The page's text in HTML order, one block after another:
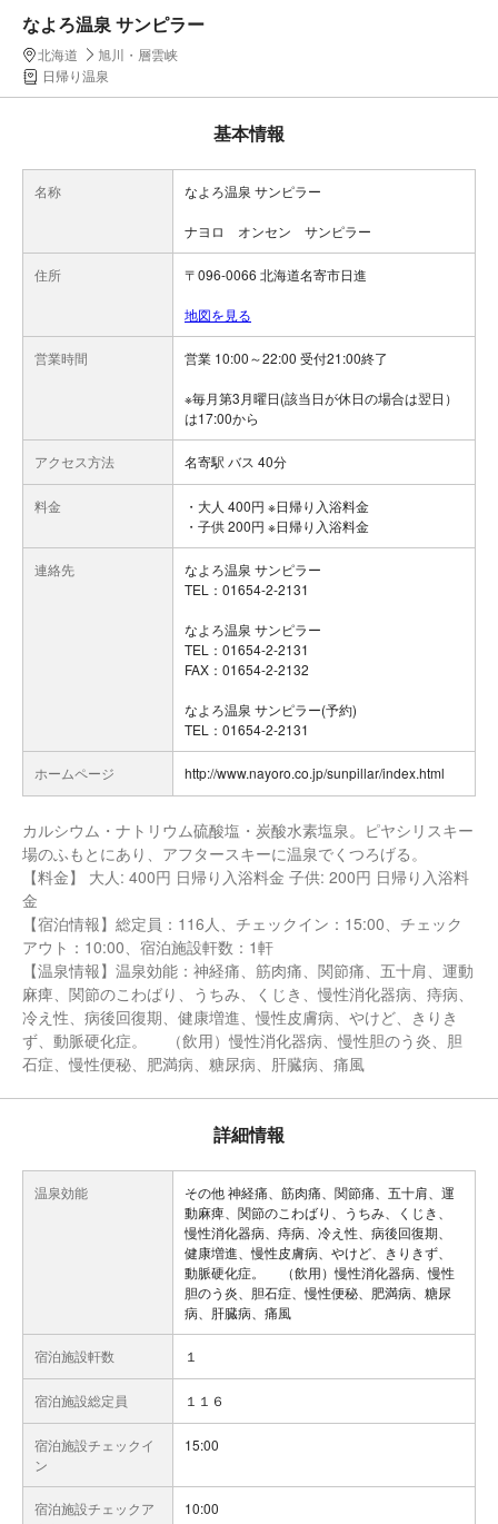
なよろ温泉 サンピラー
北海道
旭川・層雲峡
日帰り温泉
基本情報
名称 なよろ温泉 サンピラー
ナヨロ オンセン サンピラー
住所 〒096-0066 北海道名寄市日進
地図を見る
営業時間 営業 10:00～22:00 受付21:00終了
※毎月第3月曜日(該当日が休日の場合は翌日）
は17:00から
アクセス方法 名寄駅 バス 40分
料金
・大人 400円 ※日帰り入浴料金
・子供 200円 ※日帰り入浴料金
連絡先
なよろ温泉 サンピラー
TEL：01654-2-2131
なよろ温泉 サンピラー
TEL：01654-2-2131
FAX：01654-2-2132
なよろ温泉 サンピラー(予約)
TEL：01654-2-2131
ホームページ http://www.nayoro.co.jp/sunpillar/index.html
カルシウム・ナトリウム硫酸塩・炭酸水素塩泉。ピヤシリスキー
場のふもとにあり、アフタースキーに温泉でくつろげる。
【料金】 大人: 400円 日帰り入浴料金 子供: 200円 日帰り入浴料
金
【宿泊情報】総定員：116人、チェックイン：15:00、チェック
アウト：10:00、宿泊施設軒数：1軒
【温泉情報】温泉効能：神経痛、筋肉痛、関節痛、五十肩、運動
麻痺、関節のこわばり、うちみ、くじき、慢性消化器病、痔病、
冷え性、病後回復期、健康増進、慢性皮膚病、やけど、きりき
ず、動脈硬化症。 （飲用）慢性消化器病、慢性胆のう炎、胆
石症、慢性便秘、肥満病、糖尿病、肝臓病、痛風
詳細情報
温泉効能
その他 神経痛、筋肉痛、関節痛、五十肩、運
動麻痺、関節のこわばり、うちみ、くじき、
慢性消化器病、痔病、冷え性、病後回復期、
健康増進、慢性皮膚病、やけど、きりきず、
動脈硬化症。 （飲用）慢性消化器病、慢性
胆のう炎、胆石症、慢性便秘、肥満病、糖尿
病、肝臓病、痛風
宿泊施設軒数 １
宿泊施設総定員 １１６
宿泊施設チェックイ
ン
15:00
宿泊施設チェックア
10:00